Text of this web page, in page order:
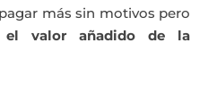
más sin motivos pero
valor añadido de la